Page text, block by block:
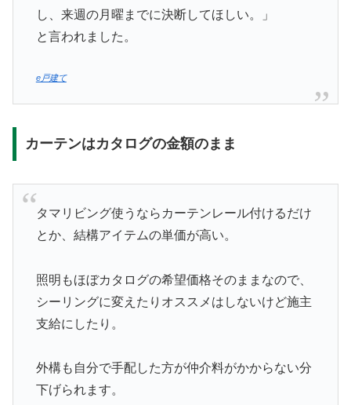
し、来週の月曜までに決断してほしい。」
と言われました。
e戸建て
カーテンはカタログの金額のまま
タマリビング使うならカーテンレール付けるだけ
とか、結構アイテムの単価が高い。
照明もほぼカタログの希望価格そのままなので、
シーリングに変えたりオススメはしないけど施主
支給にしたり。
外構も自分で手配した方が仲介料がかからない分
下げられます。